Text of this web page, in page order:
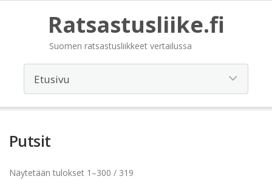
Ratsastusliike.fi
Suomen ratsastusliikkeet vertailussa
Putsit
Näytetään tulokset 1–300 / 319